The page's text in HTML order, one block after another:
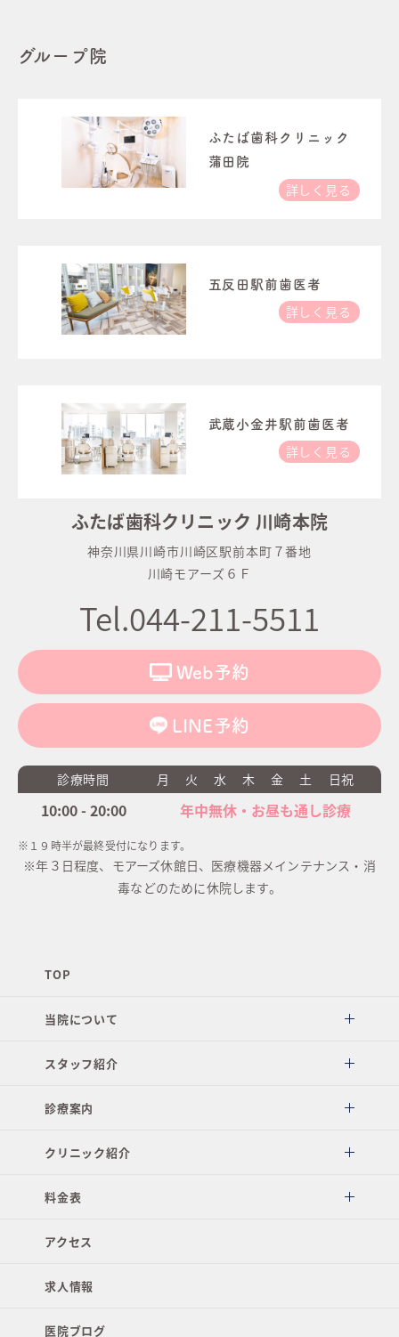
グループ院
ふたば歯科クリニック
蒲田院
詳しく見る
五反田駅前歯医者
詳しく見る
武蔵小金井駅前歯医者
詳しく見る
ふたば歯科クリニック 川崎本院
神奈川県川崎市川崎区駅前本町７番地
川崎モアーズ６Ｆ
Tel.044-211-5511
Web予約
LINE予約
診療時間 月 火 水 木 金 土 日祝
10:00 - 20:00 年中無休・お昼も通し診療
※１９時半が最終受付になります。
※年３日程度、モアーズ休館日、医療機器メインテナンス・消
毒などのために休院します。
TOP
当院について
スタッフ紹介
診療案内
クリニック紹介
料金表
アクセス
求人情報
医院ブログ